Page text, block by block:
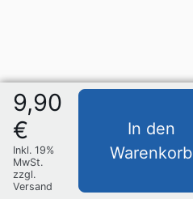
9,90
€
Inkl. 19%
MwSt.
zzgl.
Versand
In den
Warenkorb